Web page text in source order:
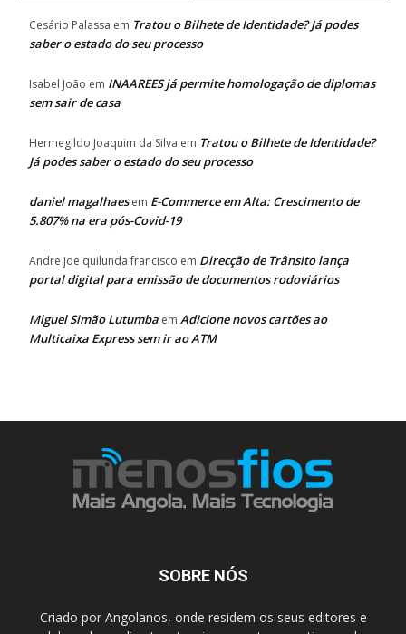
Cesário Palassa em Tratou o Bilhete de Identidade? Já podes
saber o estado do seu processo
Isabel João em INAAREES já permite homologação de diplomas
sem sair de casa
Hermegildo Joaquim da Silva em Tratou o Bilhete de Identidade?
Já podes saber o estado do seu processo
daniel magalhaesem E-Commerce em Alta: Crescimento de
5.807% na era pós-Covid-19
Andre joe quilunda francisco em Direcção de Trânsito lança
portal digital para emissão de documentos rodoviários
Miguel Simão Lutumba em Adicione novos cartões ao
Multicaixa Express sem ir ao ATM
SOBRE NÓS
Criado por Angolanos, onde residem os seus editores e